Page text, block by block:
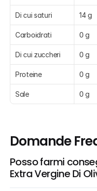
Di cui saturi 14 g
Carboidrati 0 g
Di cui zuccheri 0 g
Proteine 0 g
Sale 0 g
Domande
Posso farmi
Extra Vergine Di